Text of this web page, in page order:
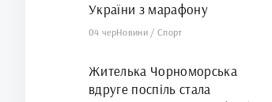
України з марафону
04 черНовини /Спорт
Жителька Чорноморська
вдруге поспіль стала